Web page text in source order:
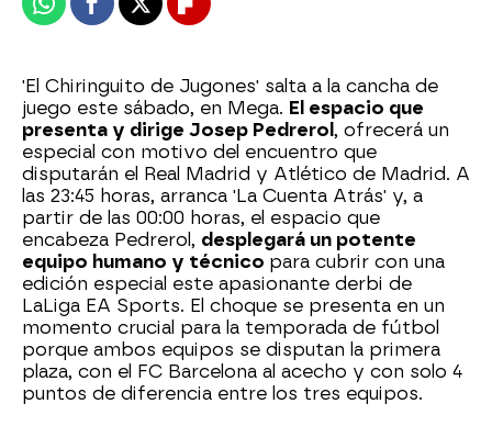
WhatsappFacebook
X Flipboard
'El Chiringuito de Jugones' salta a la cancha de
juego este sábado, en Mega. El espacio que
presenta y dirige Josep Pedrerol , ofrecerá un
especial con motivo del encuentro que
disputarán el Real Madrid y Atlético de Madrid. A
las 23:45 horas, arranca 'La Cuenta Atrás' y, a
partir de las 00:00 horas, el espacio que
encabeza Pedrerol, desplegará un potente
equipo humano y técnico para cubrir con una
edición especial este apasionante derbi de
LaLiga EA Sports. El choque se presenta en un
momento crucial para la temporada de fútbol
porque ambos equipos se disputan la primera
plaza, con el FC Barcelona al acecho y con solo 4
puntos de diferencia entre los tres equipos.